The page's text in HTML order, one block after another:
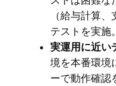
（給与計算
テストを実施。
実運用に近い
境を本番環境
ーで動作確認